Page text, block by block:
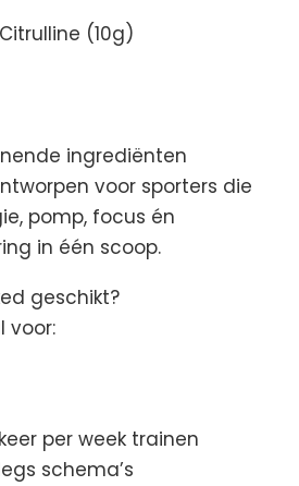
(10g)
ingrediënten
voor sporters die
pomp, focus én
in één scoop.
geschikt?
voor:
per week trainen
schema’s